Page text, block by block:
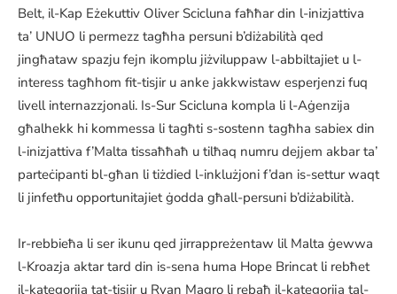
Belt, il-Kap Eżekuttiv Oliver Scicluna faħħar din l-inizjattiva
ta’ UNUO li permezz tagħha persuni b’diżabilità qed
jingħataw spazju fejn ikomplu jiżviluppaw l-abbiltajiet u l-
interess tagħhom fit-tisjir u anke jakkwistaw esperjenzi fuq
livell internazzjonali. Is-Sur Scicluna kompla li l-Aġenzija
għalhekk hi kommessa li tagħti s-sostenn tagħha sabiex din
l-inizjattiva f’Malta tissaħħaħ u tilħaq numru dejjem akbar ta’
parteċipanti bl-għan li tiżdied l-inklużjoni f’dan is-settur waqt
li jinfetħu opportunitajiet ġodda għall-persuni b’diżabilità.
Ir-rebbieħa li ser ikunu qed jirrappreżentaw lil Malta ġewwa
l-Kroazja aktar tard din is-sena huma Hope Brincat li rebħet
il-kategorija tat-tisjir u Ryan Magro li rebaħ il-kategorija tal-